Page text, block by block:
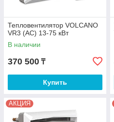
Тепловентилятор VOLCANO
VR3 (AC) 13-75 кВт
В наличии
370 500 ₸
Купить
АКЦИЯ